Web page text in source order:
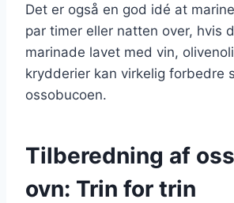
Det er også en god idé at
par timer eller natten over, hvis
marinade lavet med vin,
krydderier kan virkelig forbedre
ossobucoen.
Tilberedning af
ovn: Trin for trin